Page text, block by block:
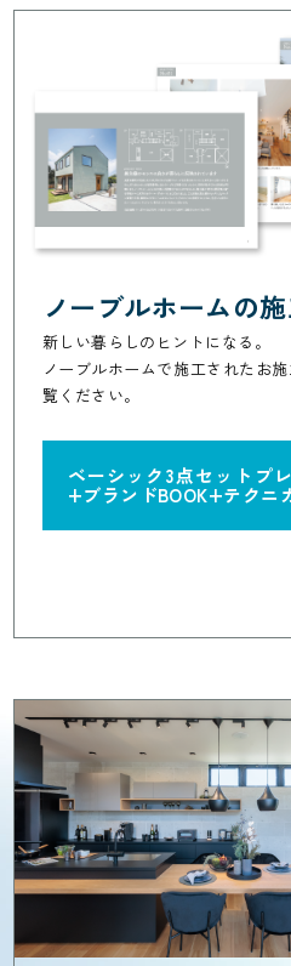
ノーブルホームの
新しい暮らしのヒントになる。
ノーブルホームで施工されたお
覧ください。
ベーシック3点セットプ
+ブランドBOOK+テクニ